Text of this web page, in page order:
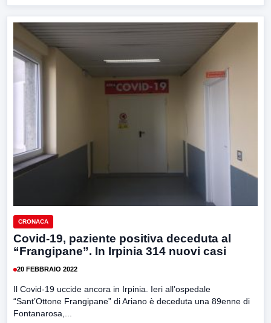
CRONACA
Covid-19, paziente positiva deceduta al
“Frangipane”. In Irpinia 314 nuovi casi
20 FEBBRAIO 2022
Il Covid-19 uccide ancora in Irpinia. Ieri all’ospedale
“Sant’Ottone Frangipane” di Ariano è deceduta una 89enne di
Fontanarosa,...